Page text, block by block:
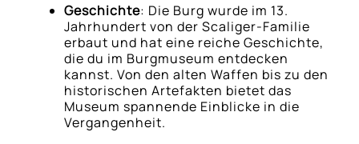
Geschichte: Die Burg wurde im 13.
Jahrhundert von der Scaliger-Familie
erbaut und hat eine reiche Geschichte,
die du im Burgmuseum entdecken
kannst. Von den alten Waffen bis zu den
historischen Artefakten bietet das
Museum spannende Einblicke in die
Vergangenheit.